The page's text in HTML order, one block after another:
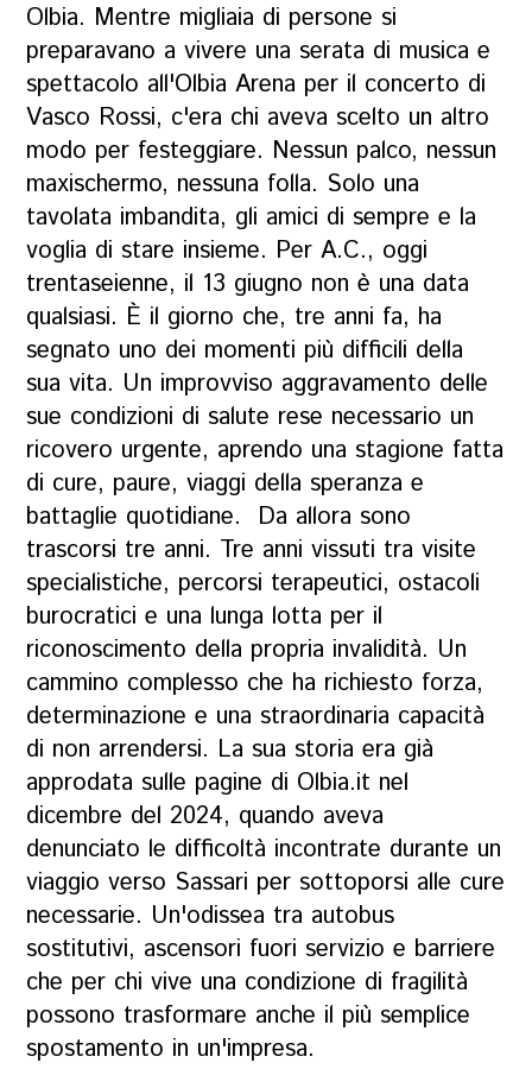
Olbia. Mentre migliaia di persone si
preparavano a vivere una serata di musica e
spettacolo all'Olbia Arena per il concerto di
Vasco Rossi, c'era chi aveva scelto un altro
modo per festeggiare. Nessun palco, nessun
maxischermo, nessuna folla. Solo una
tavolata imbandita, gli amici di sempre e la
voglia di stare insieme. Per A.C., oggi
trentaseienne, il 13 giugno non è una data
qualsiasi. È il giorno che, tre anni fa, ha
segnato uno dei momenti più difficili della
sua vita. Un improvviso aggravamento delle
sue condizioni di salute rese necessario un
ricovero urgente, aprendo una stagione fatta
di cure, paure, viaggi della speranza e
battaglie quotidiane. Da allora sono
trascorsi tre anni. Tre anni vissuti tra visite
specialistiche, percorsi terapeutici, ostacoli
burocratici e una lunga lotta per il
riconoscimento della propria invalidità. Un
cammino complesso che ha richiesto forza,
determinazione e una straordinaria capacità
di non arrendersi. La sua storia era già
approdata sulle pagine di Olbia.it nel
dicembre del 2024, quando aveva
denunciato le difficoltà incontrate durante un
viaggio verso Sassari per sottoporsi alle cure
necessarie. Un'odissea tra autobus
sostitutivi, ascensori fuori servizio e barriere
che per chi vive una condizione di fragilità
possono trasformare anche il più semplice
spostamento in un'impresa.